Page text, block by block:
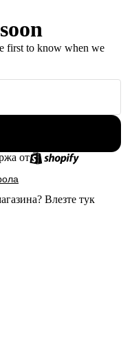
first to know when we
от
Влезте тук